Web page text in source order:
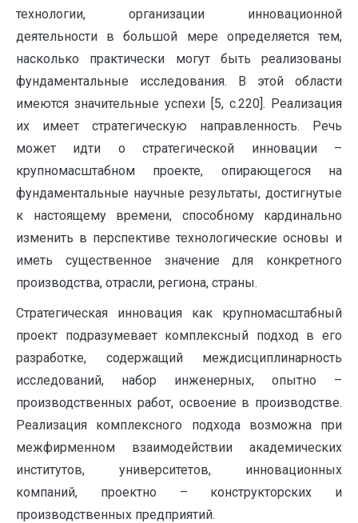
технологии, организации инновационной
деятельности в большой мере определяется тем,
насколько практически могут быть реализованы
фундаментальные исследования. В этой области
имеются значительные успехи [5, с.220]. Реализация
их имеет стратегическую направленность. Речь
может идти о стратегической инновации –
крупномасштабном проекте, опирающегося на
фундаментальные научные результаты, достигнутые
к настоящему времени, способному кардинально
изменить в перспективе технологические основы и
иметь существенное значение для конкретного
производства, отрасли, региона, страны.
Стратегическая инновация как крупномасштабный
проект подразумевает комплексный подход в его
разработке, содержащий междисциплинарность
исследований, набор инженерных, опытно –
производственных работ, освоение в производстве.
Реализация комплексного подхода возможна при
межфирменном взаимодействии академических
институтов, университетов, инновационных
компаний, проектно – конструкторских и
производственных предприятий.